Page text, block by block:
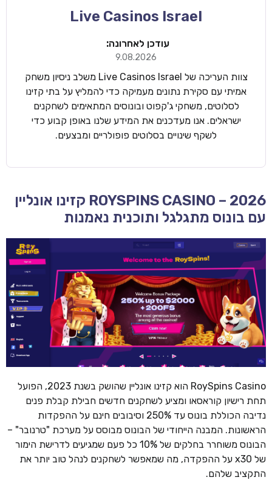
Live Casinos Israel
עודכן לאחרונה:
9.08.2026
צוות העריכה של Live Casinos Israel משלב ניסיון משחק
אמיתי עם סקירת נתונים מעמיקה כדי להמליץ על בתי קזינו
לסלוטים, משחקי ג'קפוט ובונוסים המתאימים לשחקנים
ישראלים. אנו מעדכנים את המידע שלנו באופן קבוע כדי
לשקף שינויים בסלוטים פופולריים ומבצעים.
ROYSPINS CASINO – 2026 קזינו אונליין
עם בונוס מתגלגל ותוכנית נאמנות
RoySpins Casino הוא קזינו אונליין שהושק בשנת 2023, הפועל
תחת רישיון קוראסאו ומציע לשחקנים חדשים חבילת קבלת פנים
נדיבה הכוללת בונוס עד 250% וסיבובים חינם על ההפקדות
הראשונות. המבנה הייחודי של הבונוס מבוסס על מערכת "טרנובר" –
הבונוס משוחרר בחלקים של 10% כל פעם שמגיעים לדרישת הימור
של x30 על ההפקדה, מה שמאפשר לשחקנים לנהל טוב יותר את
התקציב שלהם.